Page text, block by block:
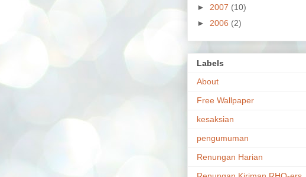
► 2007 (10)
► 2006 (2)
Labels
About
Free Wallpaper
kesaksian
pengumuman
Renungan Harian